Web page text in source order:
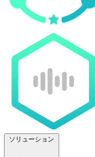
ソリューション